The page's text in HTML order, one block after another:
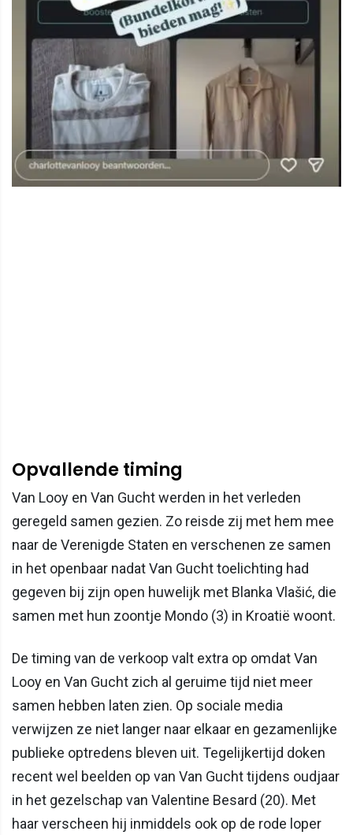
Opvallende timing
Van Looy en Van Gucht werden in het verleden
geregeld samen gezien. Zo reisde zij met hem mee
naar de Verenigde Staten en verschenen ze samen
in het openbaar nadat Van Gucht toelichting had
gegeven bij zijn open huwelijk met Blanka Vlašić, die
samen met hun zoontje Mondo (3) in Kroatië woont.
De timing van de verkoop valt extra op omdat Van
Looy en Van Gucht zich al geruime tijd niet meer
samen hebben laten zien. Op sociale media
verwijzen ze niet langer naar elkaar en gezamenlijke
publieke optredens bleven uit. Tegelijkertijd doken
recent wel beelden op van Van Gucht tijdens oudjaar
in het gezelschap van Valentine Besard (20). Met
haar verscheen hij inmiddels ook op de rode loper